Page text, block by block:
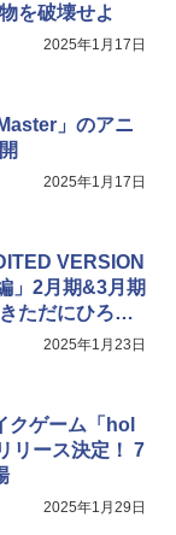
を破壊せよ
2025年1月17日
」のアニ
2025年1月17日
VERSION
」2月期&3月期
ただにひろし
「ウィーゴ
2025年1月23日
クゲーム「hol
リース決定！ 7
2025年1月29日